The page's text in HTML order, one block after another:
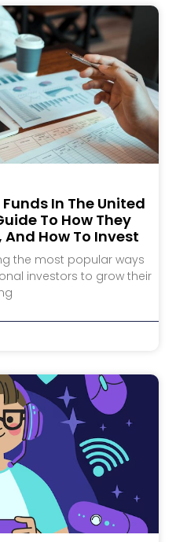
In The United
To How They
And How To Invest
the most popular ways
investors to grow their